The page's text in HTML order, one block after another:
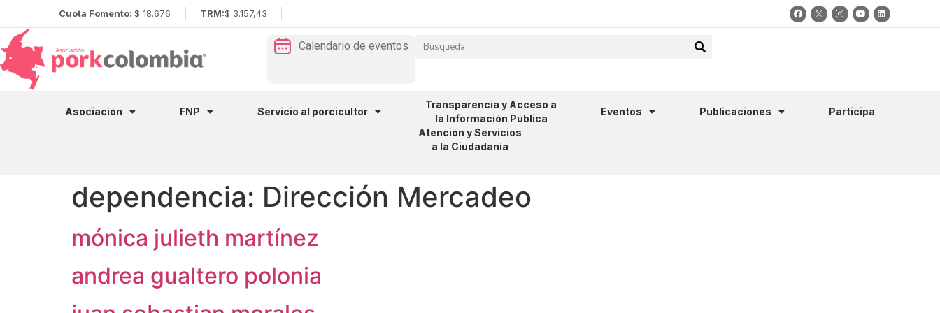
Cuota Fomento: $ 18.676 TRM:$ 3.157,43
Calendario de eventos
Asociación FNP Servicio al porcicultor
Transparencia y Acceso a
la Información Pública
Eventos Publicaciones
Participa
Atención y Servicios
a la Ciudadanía
dependencia: Dirección Mercadeo
mónica julieth martínez
andrea gualtero polonia